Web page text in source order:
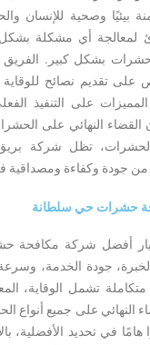
بيئيًا وصحية للإنسان
لمعالجة أي مشكلة
بشكل كبير. الفريق
على تقديم نصائح
المميزات على التنفيذ
القضاء النهائي على
تظل شركة
من جودة وكفاءة
حشرات حي سلطانة
أفضل شركة مكافحة
جودة الخدمة،
متكاملة تشمل الوقاية،
النهائي على جميع أنواع
هامًا في تحديد الأفضلية،